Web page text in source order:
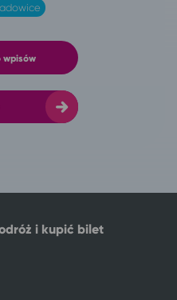
wpisów
i kupić bilet